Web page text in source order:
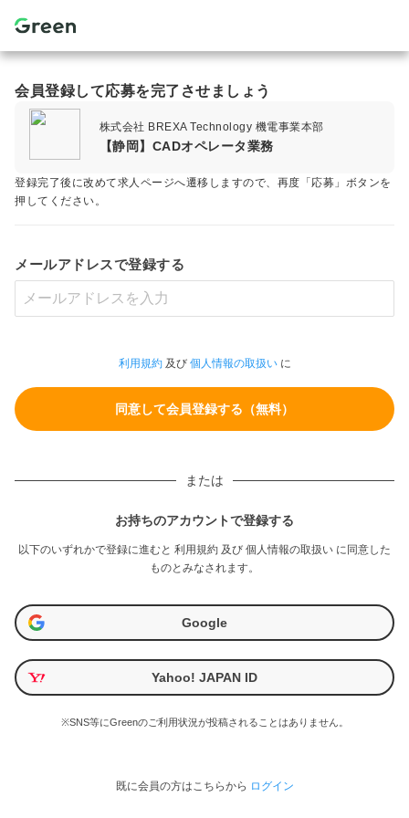
会員登録して応募を完了させましょう
株式会社 BREXA Technology 機電事業本部
【静岡】CADオペレータ業務
登録完了後に改めて求人ページへ遷移しますので、再度「応募」ボタンを
押してください。
メールアドレスで登録する
利用規約及び 個人情報の取扱いに
または
お持ちのアカウントで登録する
以下のいずれかで登録に進むと 利用規約 及び 個人情報の取扱い に同意した
ものとみなされます。
Google
Yahoo! JAPAN ID
※SNS等にGreenのご利用状況が投稿されることはありません。
既に会員の方はこちらから ログイン